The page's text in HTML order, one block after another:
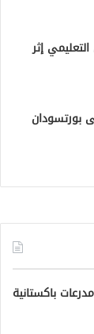
إثر
بورتسودان
باكستانية